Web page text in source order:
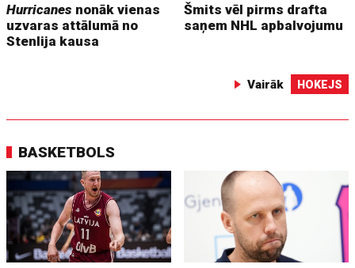
Hurricanes nonāk vienas
uzvaras attālumā no
Stenlija kausa
Šmits vēl pirms drafta
saņem NHL apbalvojumu
Vairāk HOKEJS
BASKETBOLS